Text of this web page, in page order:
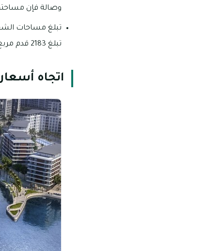
وصالة فإن مساحتها تقدر
تبلغ 2183 قدم مربع.
اتجاه